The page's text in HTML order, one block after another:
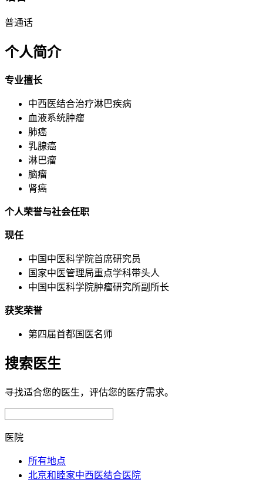
普通话
个人简介
专业擅长
中西医结合治疗淋巴疾病
血液系统肿瘤
肺癌
乳腺癌
淋巴瘤
脑瘤
肾癌
个人荣誉与社会任职
现任
中国中医科学院首席研究员
国家中医管理局重点学科带头人
中国中医科学院肿瘤研究所副所长
获奖荣誉
第四届首都国医名师
搜索医生
寻找适合您的医生，评估您的医疗需求。
医院
所有地点
北京和睦家中西医结合医院